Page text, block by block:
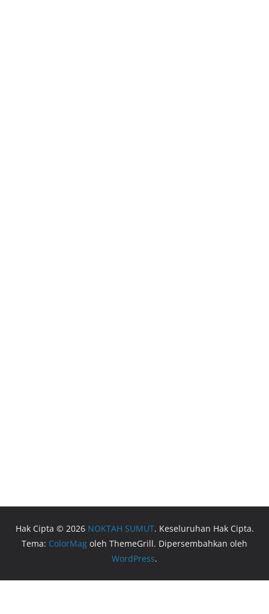
Hak Cipta © 2026 NOKTAH SUMUT. Keseluruhan Hak Cipta.
Tema: ColorMag oleh ThemeGrill. Dipersembahkan oleh
WordPress.